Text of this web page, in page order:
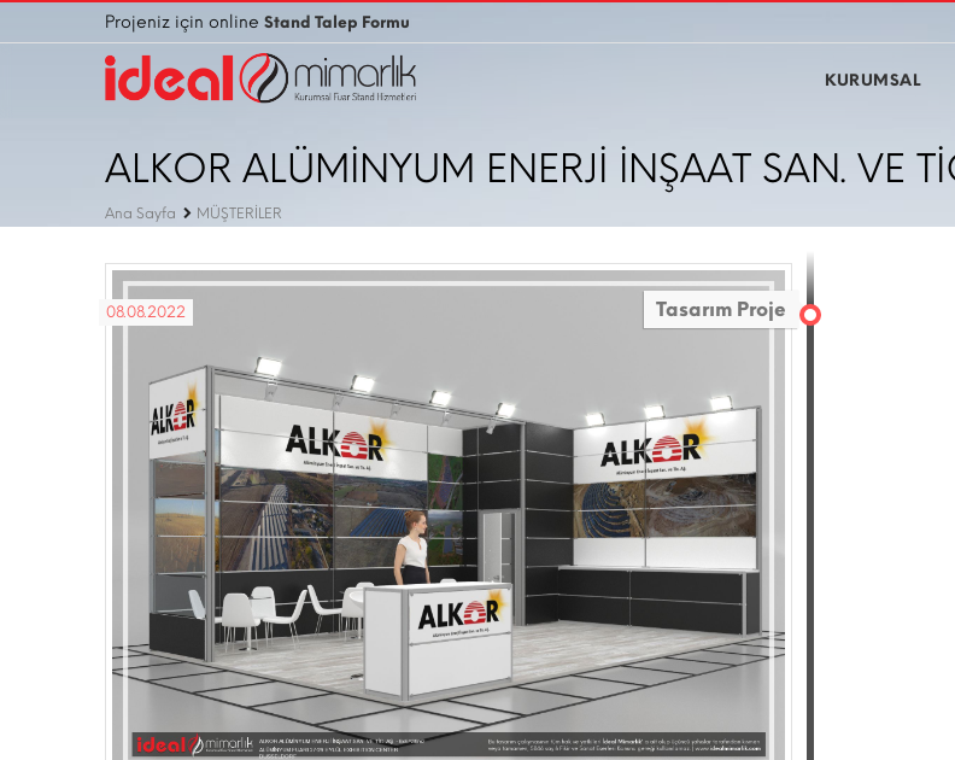
Projeniz için online Stand Talep Formu
KURUMSAL
ALKOR ALÜMİNYUM ENERJİ İNŞAAT SAN. VE
Ana Sayfa MÜŞTERİLER
Tasarım Proje
08.08.2022